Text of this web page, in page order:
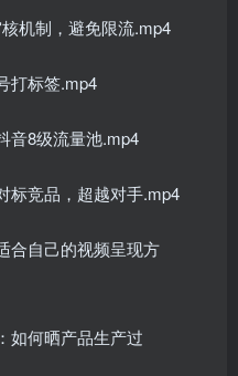
机制，避免限流.mp4
打标签.mp4
音8级流量池.mp4
标竞品，超越对手.mp4
合自己的视频呈现方
如何晒产品生产过